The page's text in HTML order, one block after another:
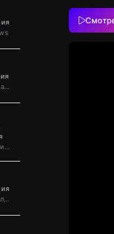
HDRezka Studio
Кириллица
Невафильм